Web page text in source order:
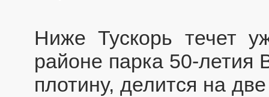
Ниже Тускорь течет
районе парка 50-
плотину, делится на